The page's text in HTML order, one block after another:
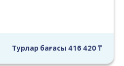
Турлар бағасы 416 420 ₸